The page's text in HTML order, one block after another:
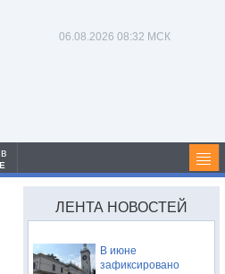
06.08.2026 08:32 МСК
ЛЕНТА НОВОСТЕЙ
В июне
зафиксировано